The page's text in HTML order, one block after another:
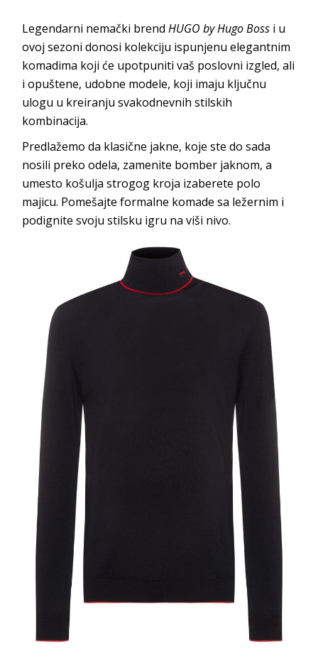
Legendarni nemački brendHUGO by Hugo Boss i u
ovoj sezoni donosi kolekciju ispunjenu elegantnim
komadima koji će upotpuniti vaš poslovni izgled, ali
i opuštene, udobne modele, koji imaju ključnu
ulogu u kreiranju svakodnevnih stilskih
kombinacija.
Predlažemo da klasične jakne, koje ste do sada
nosili preko odela, zamenite bomber jaknom, a
umesto košulja strogog kroja izaberete polo
majicu. Pomešajte formalne komade sa ležernim i
podignite svoju stilsku igru na viši nivo.